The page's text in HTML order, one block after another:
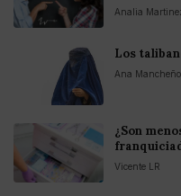
Analia
Los
Ana Mancheño
¿Son
Vicente LR